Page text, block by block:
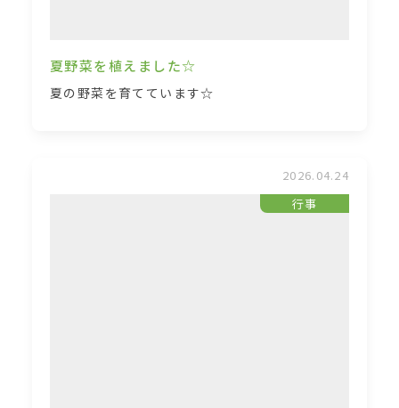
夏野菜を植えました☆
夏の野菜を育てています☆
2026.04.24
行事